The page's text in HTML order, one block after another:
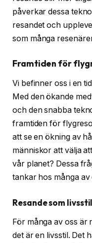
påverkar dessa
resandet och
som många
Framtiden för
Vi befinner oss i en
Med den ökande
och den snabba
framtiden för
att se en ökning av
människor att välja
vår planet? Dessa
tankar hos många av
Resande som livsstil
För många av oss är
det är en livsstil. Det